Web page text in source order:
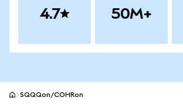
4.7 50M+
SQQQon/COHRon